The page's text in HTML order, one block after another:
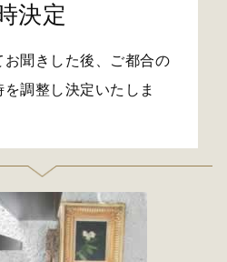
決定
お聞きした後、ご都合の
調整し決定いたしま